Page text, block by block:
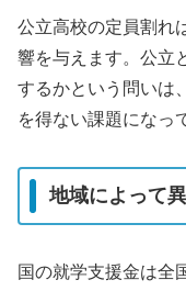
公立高校の定員割れ
響を与えます。公立
するかという問いは
を得ない課題になっ
地域によって
国の就学支援金は全